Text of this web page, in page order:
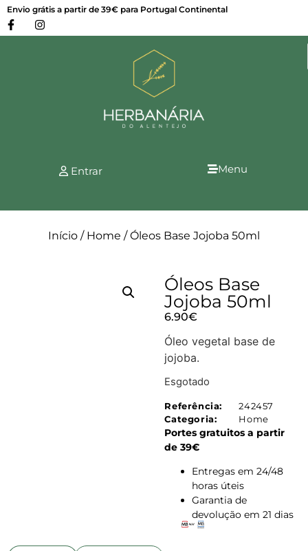
Envio grátis a partir de 39€ para Portugal Continental
Entrar Menu
Início / Home / Óleos Base Jojoba 50ml
Óleos Base
Jojoba 50ml
6.90€
Óleo vegetal base de
jojoba.
Esgotado
Referência:
242457
Categoria:
Home
Portes gratuitos a partir
de 39€
Entregas em 24/48
horas úteis
Garantia de
devolução em 21 dias